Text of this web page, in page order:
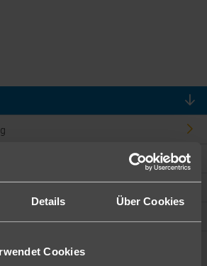
Details Über Cookies
Cookies